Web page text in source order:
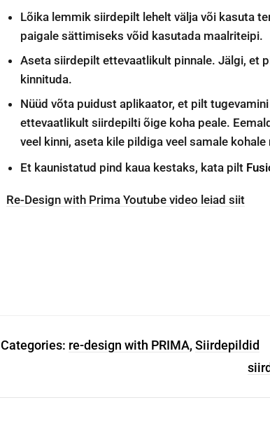
Lõika lemmik siirdepilt lehelt välja või kasuta
paigale sättimiseks võid kasutada maalriteipi.
Aseta siirdepilt ettevaatlikult pinnale. Jälgi, et
kinnituda.
Nüüd võta puidust aplikaator, et pilt
ettevaatlikult siirdepilti õige koha peale.
veel kinni, aseta kile pildiga veel samale
Et kaunistatud pind kaua kestaks, kata pilt
Re-Design with Prima Youtube video leiad siit
Categories: re-design with PRIMA, Siirdepildid